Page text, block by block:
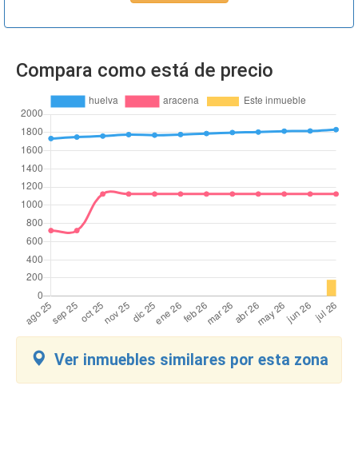
Compara como está de precio
Ver inmuebles similares por esta zona